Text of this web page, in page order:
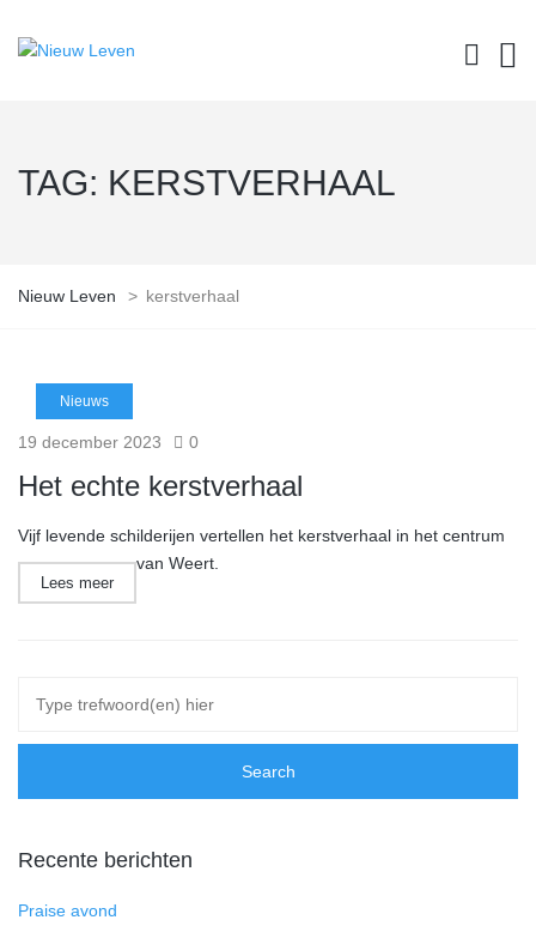
TAG: KERSTVERHAAL
Nieuw Leven > kerstverhaal
Nieuws
19 december 2023 0
Het echte kerstverhaal
Vijf levende schilderijen vertellen het kerstverhaal in het centrum
van Weert.
Lees meer
Recente berichten
Praise avond